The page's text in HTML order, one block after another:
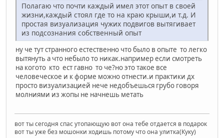
Полагаю что почти каждый имел этот опыт в своей
жизни,каждый стоял где то на краю крыши,и т.д. И
простая визуализация чужих подвигов вытягивает
из подсознания собственный опыт
ну че тут странного естественно что было в опыте то легко
вытянуть а что небыло то никак.например если смотреть
на когото кто ест гавно то че?но это такое все
человеческое и к форме можно отнести.и практики дх
просто визуализацией нече недобъешься грубо говоря
молниями из жопы не начнешь метать
вот ты сегодня спас утопающую вот она тебе отдается в подарок
вот ты уже без мошонки ходишь потому что она улитка(Куку)